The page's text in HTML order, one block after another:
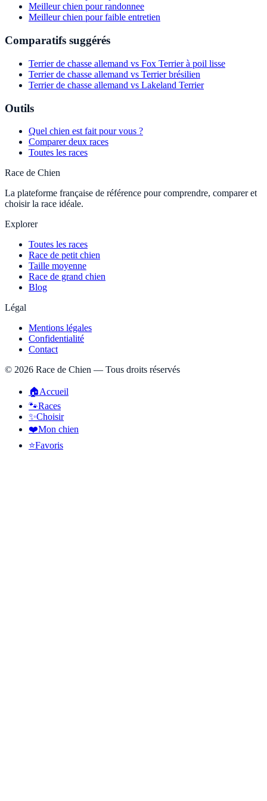
Meilleur chien pour randonnee
Meilleur chien pour faible entretien
Comparatifs suggérés
Terrier de chasse allemand vs Fox Terrier à poil lisse
Terrier de chasse allemand vs Terrier brésilien
Terrier de chasse allemand vs Lakeland Terrier
Outils
Quel chien est fait pour vous ?
Comparer deux races
Toutes les races
Race de Chien
La plateforme française de référence pour comprendre, comparer et
choisir la race idéale.
Explorer
Toutes les races
Race de petit chien
Taille moyenne
Race de grand chien
Blog
Légal
Mentions légales
Confidentialité
Contact
© 2026 Race de Chien — Tous droits réservés
🏠Accueil
🐾Races
✨Choisir
❤️Mon chien
⭐Favoris